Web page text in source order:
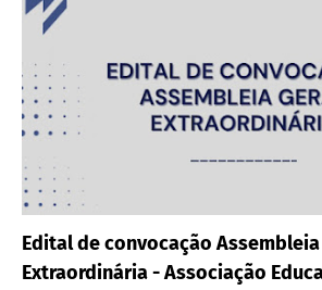
Edital de convocação
Extraordinária - Associação